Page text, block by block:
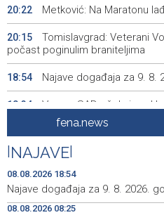
20:22 Metković: Na Maratonu
20:15
Tomislavgrad: Veterani
počast poginulim braniteljima
18:54 Najave događaja za 9. 8.
18:34
Vance: SAD očekuje od
nafte kroz Hormuški moreuz
18:21
Iranski šef sigurnosti:
zatvoren dok SAD ne ispuni
18:09
Iran 'vrlo blizu' dogovora
brodskoj ruti
fena.news
NAJAVE
08.08.2026 18:54
Najave događaja za 9. 8. 2026.
08.08.2026 08:25